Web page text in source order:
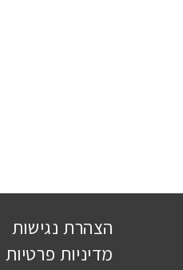
הצהרת נגישות
מדיניות פרטיות